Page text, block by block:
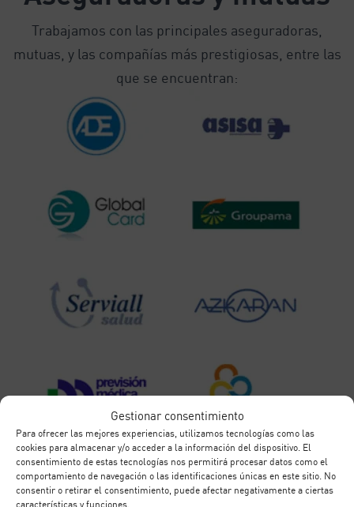
Gestionar consentimiento
Para ofrecer las mejores experiencias, utilizamos tecnologías como las
cookies para almacenar y/o acceder a la información del dispositivo. El
consentimiento de estas tecnologías nos permitirá procesar datos como el
comportamiento de navegación o las identificaciones únicas en este sitio. No
consentir o retirar el consentimiento, puede afectar negativamente a ciertas
características y funciones.
Trabajamos con las principales aseguradoras,
mutuas, y las compañías más prestigiosas, entre las
que se encuentran: